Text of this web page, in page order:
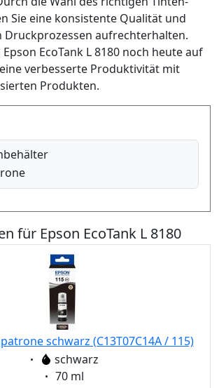
Sie eine konsistente Qualität und
Druckprozessen aufrechterhalten.
EcoTank L 8180 noch heute auf
verbesserte Produktivität mit
Produkten.
für Epson EcoTank L 8180
schwarz (C13T07C14A / 115)
Eigenschaft:
schwarz
Eigenschaft:
70 ml